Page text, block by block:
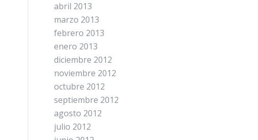
abril 2013
marzo 2013
febrero 2013
enero 2013
diciembre 2012
noviembre 2012
octubre 2012
septiembre 2012
agosto 2012
julio 2012